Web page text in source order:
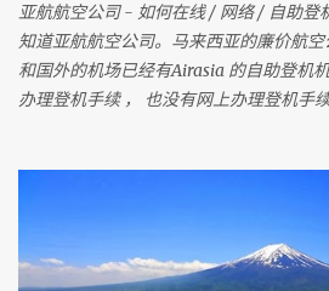
亚航航空公司 - 如何在线 / 网络 / 自助登
知道亚航航空公司。马来西亚的廉价航
和国外的机场已经有Airasia 的自助登机
办理登机手续 ， 也没有网上办理登机手
间前四小时网上办理登机手续 。四小时
佛，槟城等等前，在1个小时前还可以网
Airasia 会任何时刻会有变动 ， 请上网检